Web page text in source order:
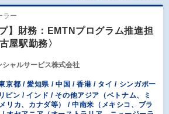
ラー
】財務：EMTNプログラム推進担
屋駅勤務〉
シャルサービス株式会社
京都 / 愛知県 / 中国 / 香港 / タイ / シンガポー
ピン / インド / その他アジア（ベトナム、ミ
リカ、カナダ等） / 中南米（メキシコ、ブラ